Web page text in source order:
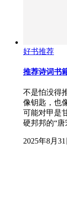
好书推荐
推荐诗词书
不是怕没得
像钥匙，也
可能对甲是
硬邦邦的“
2025年8月31